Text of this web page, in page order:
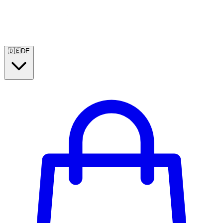
🇩🇪DE